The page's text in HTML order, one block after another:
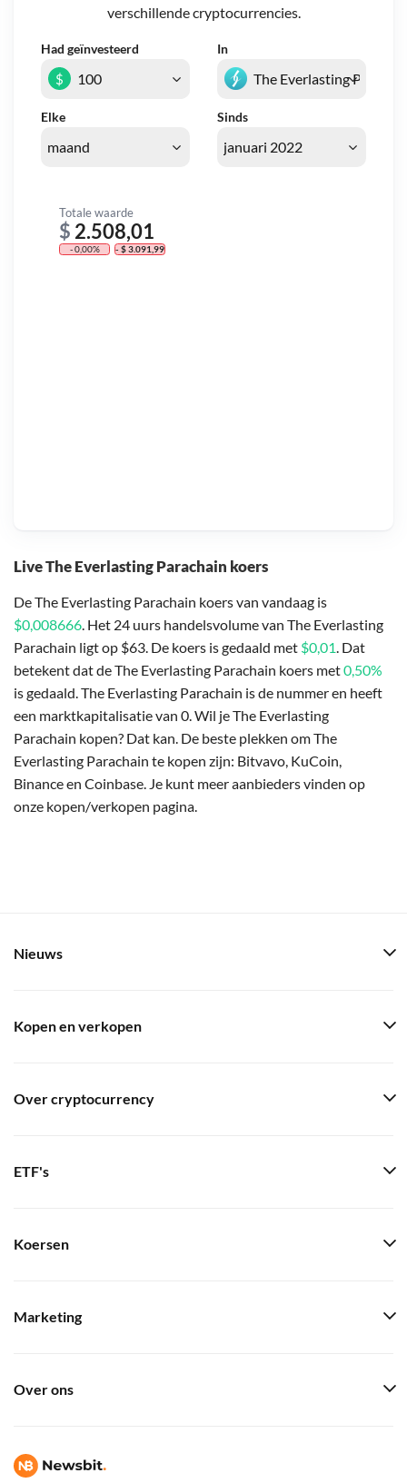
Live The Everlasting Parachain koers
De The Everlasting Parachain koers van vandaag is
$0,008666. Het 24 uurs handelsvolume van The Everlasting
Parachain ligt op $63. De koers is gedaald met $0,01. Dat
betekent dat de The Everlasting Parachain koers met0,50%
is gedaald. The Everlasting Parachain is de nummer en heeft
een marktkapitalisatie van 0. Wil je The Everlasting
Parachain kopen? Dat kan. De beste plekken om The
Everlasting Parachain te kopen zijn: Bitvavo, KuCoin,
Binance en Coinbase. Je kunt meer aanbieders vinden op
onze kopen/verkopen pagina.
verschillende cryptocurrencies.
Had geïnvesteerd In
Elke Sinds
$
Totale waarde
$ 2.508,01
- 0,00% - $ 3.091,99
Nieuws
Kopen en verkopen
Over cryptocurrency
ETF's
Koersen
Marketing
Over ons